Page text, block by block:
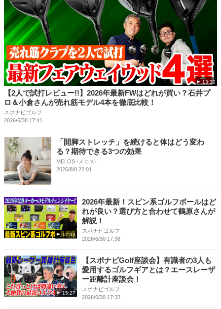
13:30
【2人で試打レビュー!!】2026年最新FWはどれが買い？石井プ
ロ＆小倉さんが売れ筋モデル4本を徹底比較！
スポナビゴルフ
2026/6/30 17:41
「開脚ストレッチ」を続けると体はどう変わ
る？期待できる3つの効果
MELOS -メロス-
2026/8/8 22:01
12:33
2026年最新！スピン系ゴルフボールはど
れが良い？選び方と合わせて鶴原さんが
解説！
スポナビゴルフ
2026/6/30 17:38
15:27
【スポナビGolf座談会】有識者の3人も
愛用するゴルフギアとは？エースレーザ
ー距離計座談会！
スポナビゴルフ
2026/6/30 17:32